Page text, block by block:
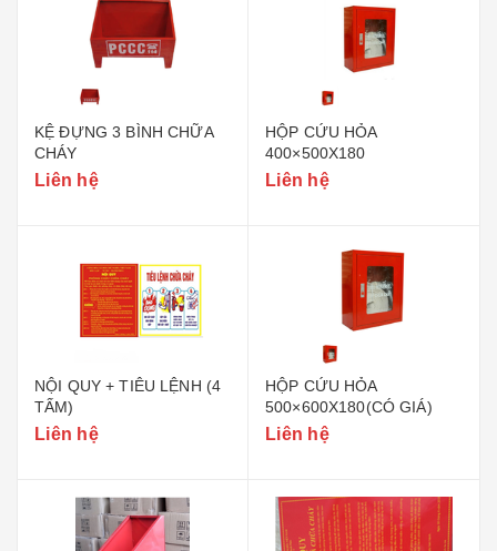
KỆ ĐỰNG 3 BÌNH CHỮA
CHÁY
Liên hệ
HỘP CỨU HỎA
400×500X180
Liên hệ
NỘI QUY + TIÊU LỆNH (4
TẤM)
Liên hệ
HỘP CỨU HỎA
500×600X180(CÓ GIÁ)
Liên hệ